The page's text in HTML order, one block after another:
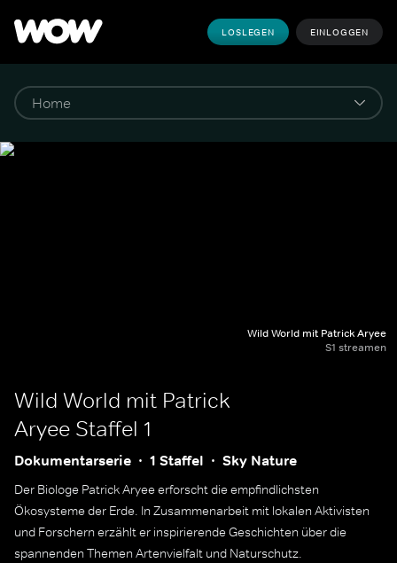
LOSLEGEN EINLOGGEN
Wild World mit Patrick Aryee
S1 streamen
Wild World mit Patrick
Aryee Staffel 1
Dokumentarserie 1 Staffel Sky Nature
Der Biologe Patrick Aryee erforscht die empfindlichsten
Ökosysteme der Erde. In Zusammenarbeit mit lokalen Aktivisten
und Forschern erzählt er inspirierende Geschichten über die
spannenden Themen Artenvielfalt und Naturschutz.